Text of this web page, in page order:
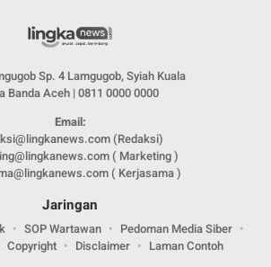
Sp. 4 Lamgugob, Syiah Kuala
Banda Aceh | 0811 0000 0000
Email:
(Redaksi)
( Marketing )
( Kerjasama )
Jaringan
SOP Wartawan
Pedoman Media Siber
Copyright Disclaimer Laman Contoh